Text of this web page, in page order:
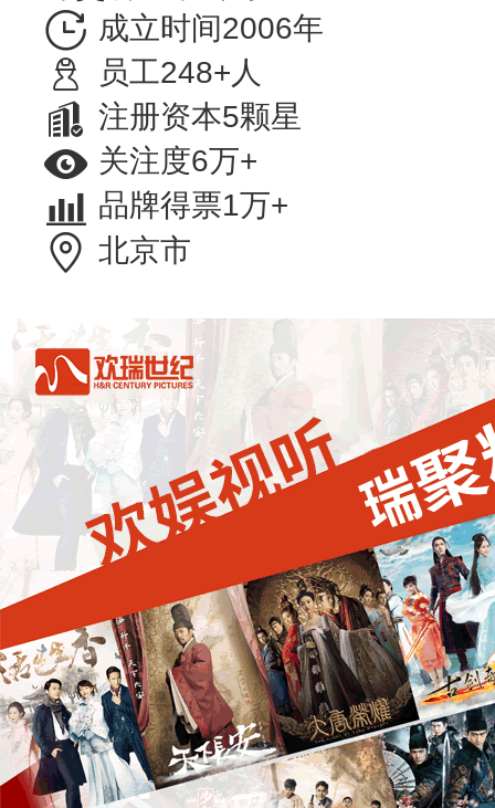
成立时间2006年
员工248+人
注册资本5颗星
关注度6万+
品牌得票1万+
北京市